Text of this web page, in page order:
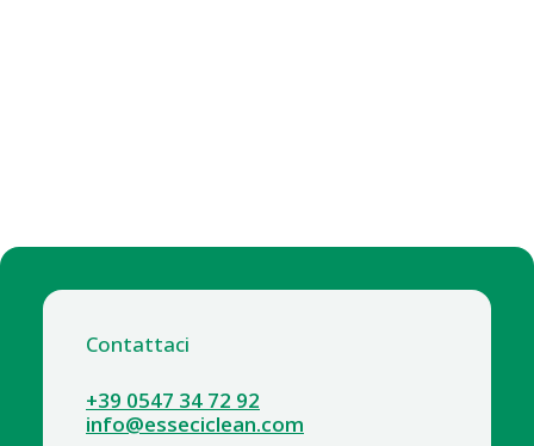
Contattaci
+39 0547 34 72 92
info@esseciclean.com